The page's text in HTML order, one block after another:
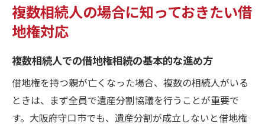
複数相続人の場合に知っておきたい借
地権対応
複数相続人での借地権相続の基本的な進め方
借地権を持つ親が亡くなった場合、複数の相続人がいる
ときは、まず全員で遺産分割協議を行うことが重要で
す。大阪府守口市でも、遺産分割が成立しないと借地権